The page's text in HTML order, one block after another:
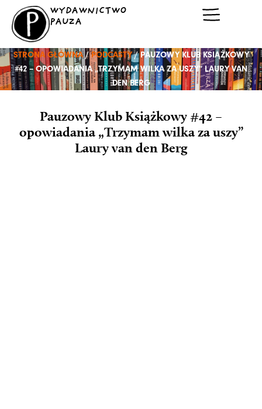
Przejdź
treści
WYDAWNICTWO
PAUZA
STRONA GŁÓWNA/PODCASTY/ PAUZOWY KLUB KSIĄŻKOWY
#42 – OPOWIADANIA „TRZYMAM WILKA ZA USZY” LAURY VAN
DEN BERG
Pauzowy Klub Książkowy #42 –
opowiadania „Trzymam wilka za uszy”
Laury van den Berg